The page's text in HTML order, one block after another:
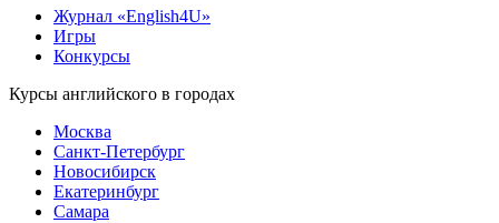
Журнал «English4U»
Игры
Конкурсы
Курсы английского в городах
Москва
Санкт-Петербург
Новосибирск
Екатеринбург
Самара